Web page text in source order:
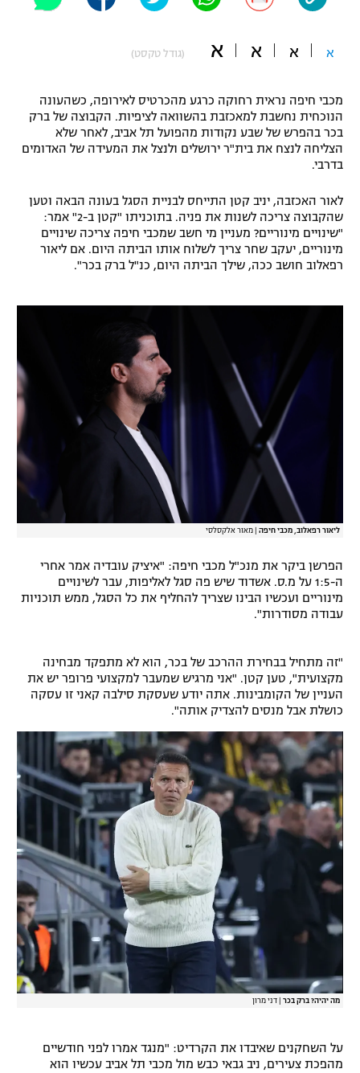
תקנון משתתפים וזוכים בפרסים
תקנון עבור פעילות אלקטרה
תקנון עבור פעילות ספורט 1 – "מרלן"
טניס
תנאי שימוש
רשיון להקרנה פומבית לבית עסק
הצטרפות לחבילת הערוצים
לוח דרושים – ג'ובנט
המגזין
כדורמים
פוטבול אמריקאי NFL
ספורט אתגרי ואקסטרים
אומנויות לחימה
גיימינג E-Sports
א א א א (גודל טקסט)
מכבי חיפה נראית רחוקה כרגע מהכרטיס לאירופה, כשהעונה
הנוכחית נחשבת למאכזבת בהשוואה לציפיות. הקבוצה של ברק
בכר בהפרש של שבע נקודות מהפועל תל אביב, לאחר שלא
הצליחה לנצח את בית"ר ירושלים ולנצל את המעידה של האדומים
בדרבי.
לאור האכזבה, יניב קטן התייחס לבניית הסגל בעונה הבאה וטען
שהקבוצה צריכה לשנות את פניה. בתוכניתו "קטן ב-2" אמר:
"שינויים מינוריים? מעניין מי חשב שמכבי חיפה צריכה שינויים
מינוריים, יעקב שחר צריך לשלוח אותו הביתה היום. אם ליאור
רפאלוב חושב ככה, שילך הביתה היום, כנ"ל ברק בכר".
ליאור רפאלוב, מכבי חיפה מאור אלקסלסי
הפרשן ביקר את מנכ"ל מכבי חיפה: "איציק עובדיה אמר אחרי
ה-1:5 על מ.ס. אשדוד שיש פה סגל לאליפות, עבר לשינויים
מינוריים ועכשיו הבינו שצריך להחליף את כל הסגל, ממש תוכניות
עבודה מסודרות".
"זה מתחיל בבחירת ההרכב של בכר, הוא לא מתפקד מבחינה
מקצועית", טען קטן. "אני מרגיש שמעבר למקצועי פרופר יש את
העניין של הקומבינות. אתה יודע שעסקת סילבה קאני זו עסקה
כושלת אבל מנסים להצדיק אותה".
מה יהיה? ברק בכר דני מרון
על השחקנים שאיבדו את הקרדיט: "מנגד אמרו לפני חודשיים
מהפכת צעירים, ניב גבאי כבש מול מכבי תל אביב עכשיו הוא